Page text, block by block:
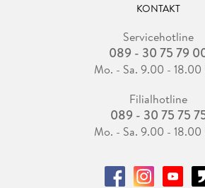
KONTAKT
Servicehotline
089 - 30 75 79
Mo. - Sa. 9.00 - 18.00
Filialhotline
089 - 30 75 75
Mo. - Sa. 9.00 - 18.00